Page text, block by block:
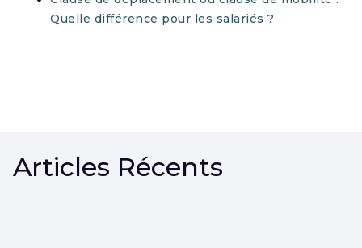
Quelle différence pour les salariés ?
Articles Récents